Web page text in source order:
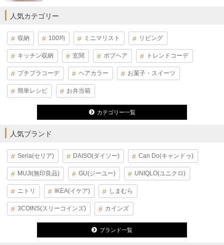
人気カテゴリー
収納 100均 ミニマリスト リビング
キッチン収納 玄関 ボブヘア トレンドコーデ
プチプラコーデ ヘアカラー お菓子・スイーツ
簡単レシピ お弁当箱
カテゴリー一覧
人気ブランド
Seria(セリア) DAISO(ダイソー) Can Do(キャンドゥ)
MUJI(無印良品) GU(ジーユー) UNIQLO(ユニクロ)
ニトリ IKEA(イケア) しまむら
3COINS(スリーコインズ) カインズ
ブランド一覧